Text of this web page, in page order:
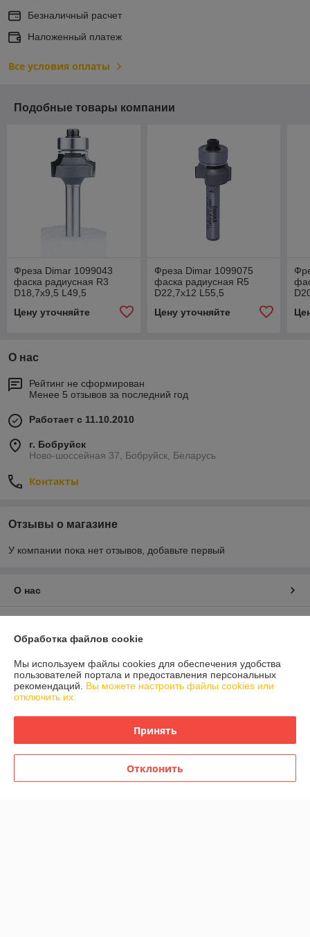
Безналичный расчет
Наложенный платеж
Все условия оплаты
Подобные товары компании
Фреза Dimar 1099043
фаска радиусная R3
D18,7x9,5 L49,5
подшипник, хвостовик 6
Цену уточняйте
Фреза Dimar 1099075
фаска радиусная R5
D22,7x12 L55,5
подшипник, хвостовик 8
Цену уточняйте
О нас
Рейтинг не сформирован
Менее 5 отзывов за последний год
Работает с 11.10.2010
г. Бобруйск
Ново-шоссейная 37, Бобруйск, Беларусь
Контакты
Отзывы о магазине
У компании пока нет отзывов, добавьте первый
О нас
Полная версия сайта
Политика обработки cookies
Сайт создан на платформе Deal.by
Обработка файлов cookie
Мы используем файлы cookies для обеспечения удобства
пользователей портала и предоставления персональных
рекомендаций. Вы можете настроить файлы cookies или
отключить их.
Принять
Отклонить